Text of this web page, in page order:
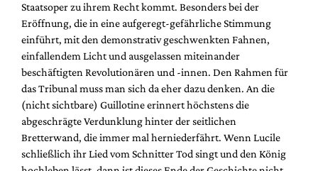
Staatsoper zu ihrem Recht kommt. Besonders bei der
Eröffnung, die in eine aufgeregt-gefährliche Stimmung
einführt, mit den demonstrativ geschwenkten Fahnen,
einfallendem Licht und ausgelassen miteinander
beschäftigten Revolutionären und -innen. Den Rahmen für
das Tribunal muss man sich da eher dazu denken. An die
(nicht sichtbare) Guillotine erinnert höchstens die
abgeschrägte Verdunklung hinter der seitlichen
Bretterwand, die immer mal herniederfährt. Wenn Lucile
schließlich ihr Lied vom Schnitter Tod singt und den König